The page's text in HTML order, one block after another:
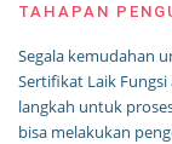
TAHAPAN
Segala kemudahan
Sertifikat Laik
langkah untuk
bisa melakukan